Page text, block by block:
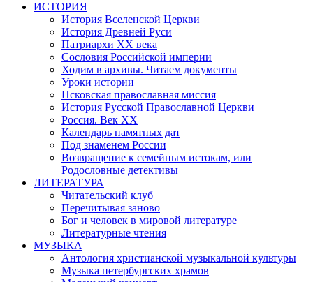
ИСТОРИЯ
История Вселенской Церкви
История Древней Руси
Патриархи XX века
Сословия Российской империи
Ходим в архивы. Читаем документы
Уроки истории
Псковская православная миссия
История Русской Православной Церкви
Россия. Век ХХ
Календарь памятных дат
Под знаменем России
Возвращение к семейным истокам, или
Родословные детективы
ЛИТЕРАТУРА
Читательский клуб
Перечитывая заново
Бог и человек в мировой литературе
Литературные чтения
МУЗЫКА
Антология христианской музыкальной культуры
Музыка петербургских храмов